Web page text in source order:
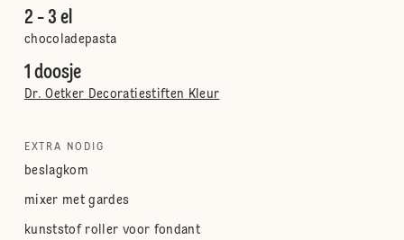
2 - 3 el
chocoladepasta
1 doosje
Dr. Oetker Decoratiestiften Kleur
EXTRA NODIG
beslagkom
mixer met gardes
kunststof roller voor fondant